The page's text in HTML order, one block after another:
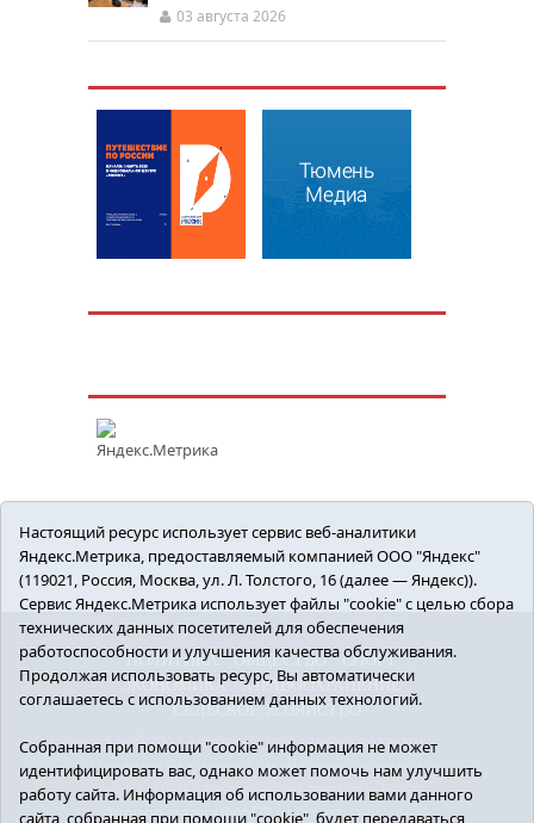
03 августа 2026
ПОЛИТИКА ОБЩЕСТВО
СПОРТ
ЭКОНОМИКА
ЗДРАВООХРАНЕНИЕ
СЕЛЬСКОЕ ХОЗЯЙСТВО
12+ © 2018 Armizon72.ру. Главный редактор:
Мелешко Владимир Михайлович. Учредитель:
АНО «ИИЦ «Армизонский вестник». E-mail:
armizon_gazeta@obl72.ruРегистрационный
Настоящий ресурс использует сервис веб-аналитики
Яндекс.Метрика, предоставляемый компанией ООО "Яндекс"
(119021, Россия, Москва, ул. Л. Толстого, 16 (далее — Яндекс)).
Сервис Яндекс.Метрика использует файлы "cookie" с целью сбора
технических данных посетителей для обеспечения
работоспособности и улучшения качества обслуживания.
Продолжая использовать ресурс, Вы автоматически
соглашаетесь с использованием данных технологий.
Собранная при помощи "cookie" информация не может
идентифицировать вас, однако может помочь нам улучшить
работу сайта. Информация об использовании вами данного
сайта, собранная при помощи "cookie", будет передаваться